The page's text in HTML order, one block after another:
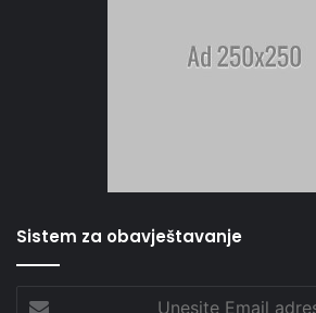
Sistem za obavještavanje